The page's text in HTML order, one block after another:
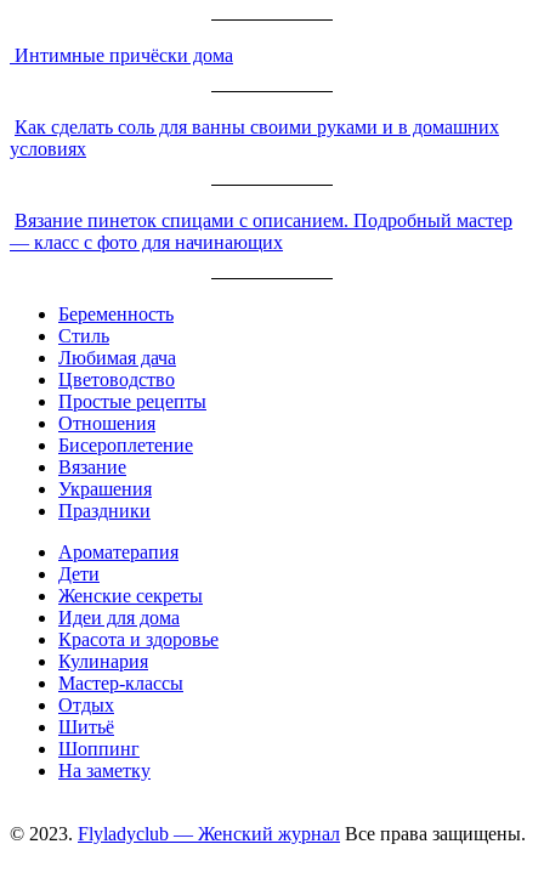
Интимные причёски дома
Как сделать соль для ванны своими руками и в домашних
условиях
Вязание пинеток спицами с описанием. Подробный мастер
— класс с фото для начинающих
Беременность
Стиль
Любимая дача
Цветоводство
Простые рецепты
Отношения
Бисероплетение
Вязание
Украшения
Праздники
Ароматерапия
Дети
Женские секреты
Идеи для дома
Красота и здоровье
Кулинария
Мастер-классы
Отдых
Шитьё
Шоппинг
На заметку
© 2023. Flyladyclub — Женский журнал Все права защищены.